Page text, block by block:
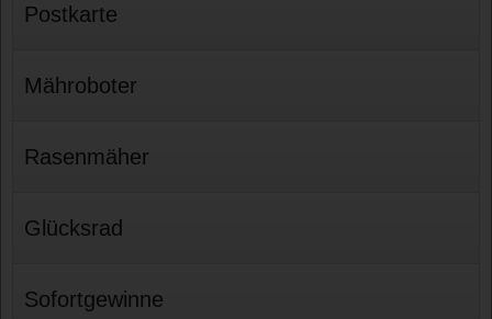
Postkarte
Mähroboter
Rasenmäher
Glücksrad
Sofortgewinne